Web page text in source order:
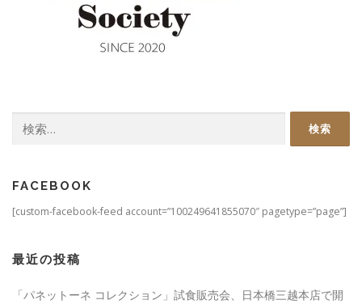
索:
FACEBOOK
[custom-facebook-feed account=”100249641855070″ pagetype=”page”]
最近の投稿
「パネットーネ コレクション」試食販売会、日本橋三越本店で開